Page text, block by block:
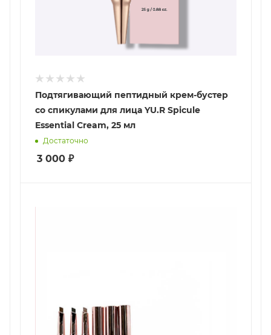
Подтягивающий пептидный крем-бустер
со спикулами для лица YU.R Spicule
Essential Cream, 25 мл
Достаточно
3 000 ₽